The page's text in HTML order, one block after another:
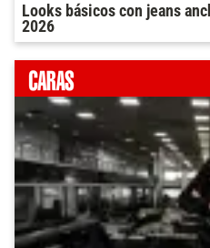
Looks básicos con jeans
2026